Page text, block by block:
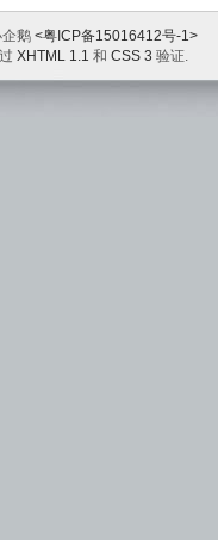
鹅 <粤ICP备15016412号-1>
XHTML 1.1 和 CSS 3 验证.